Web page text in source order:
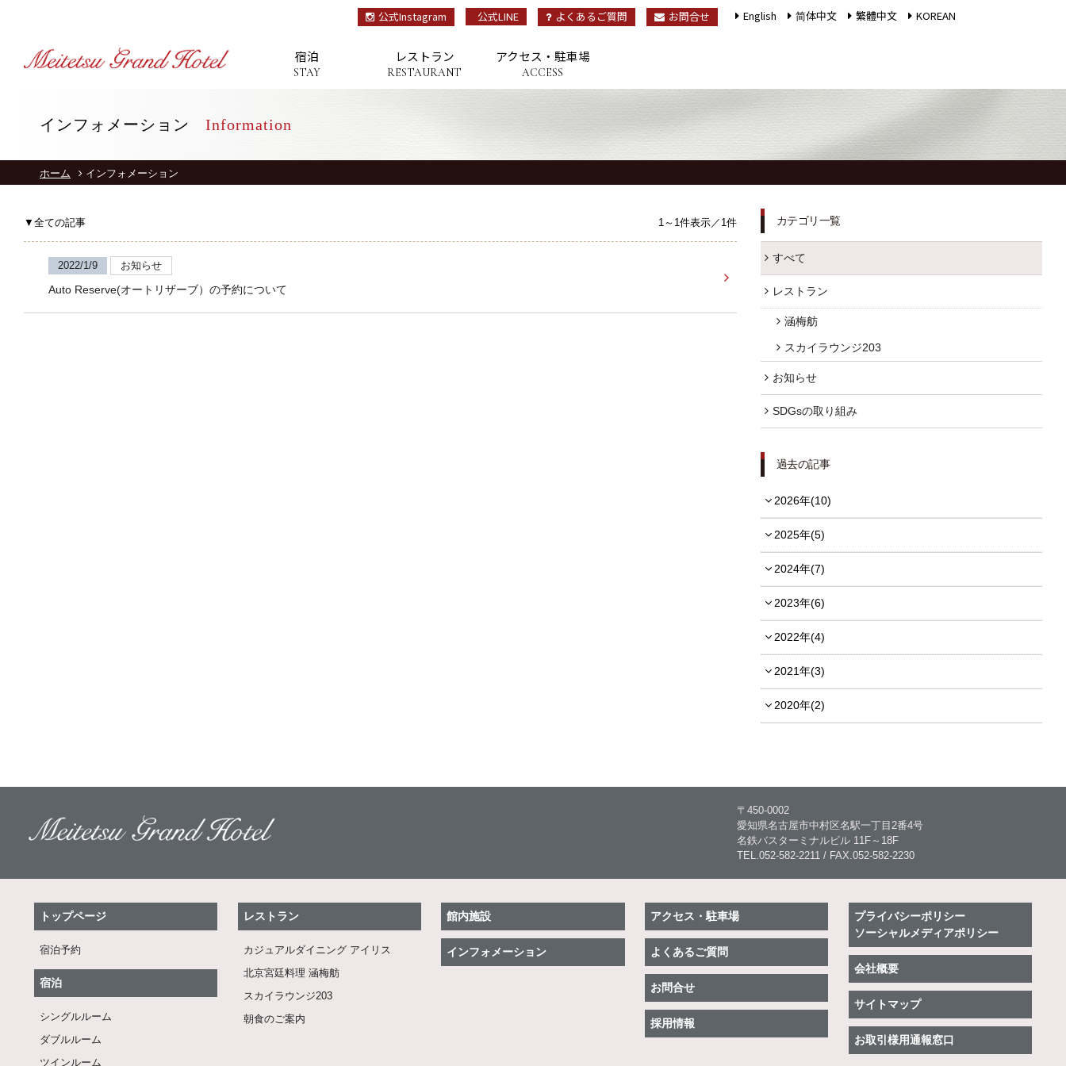
宿泊
STAY
レストラン
RESTAURANT
アクセス・駐車場
ACCESS
English 简体中文 繁體中文 KOREAN
公式Instagram 公式LINE よくあるご質問 お問合せ
STAY
RESTAURANT
アクセス
よくあるご質問
お取引様用通報窓口
リシー
会社概要
サイトマップ
FOLLOW US
レストラン予約
インフォメーション Information
ホーム インフォメーション
▼全ての記事 1～1件表示／1件
2022/1/9 お知らせ
Auto Reserve(オートリザーブ）の予約について
カテゴリ一覧
すべて
レストラン
涵梅舫
スカイラウンジ203
お知らせ
SDGsの取り組み
過去の記事
2026年(10)
2025年(5)
2024年(7)
2023年(6)
2022年(4)
2021年(3)
2020年(2)
〒450-0002
愛知県名古屋市中村区名駅一丁目2番4号
名鉄バスターミナルビル 11F～18F
TEL.052-582-2211 / FAX.052-582-2230
トップページ
宿泊予約
宿泊
シングルルーム
ダブルルーム
ツインルーム
レストラン
カジュアルダイニング アイリス
北京宮廷料理 涵梅舫
スカイラウンジ203
朝食のご案内
館内施設
インフォメーション
アクセス・駐車場
よくあるご質問
お問合せ
採用情報
プライバシーポリシー
ソーシャルメディアポリシー
会社概要
サイトマップ
お取引様用通報窓口